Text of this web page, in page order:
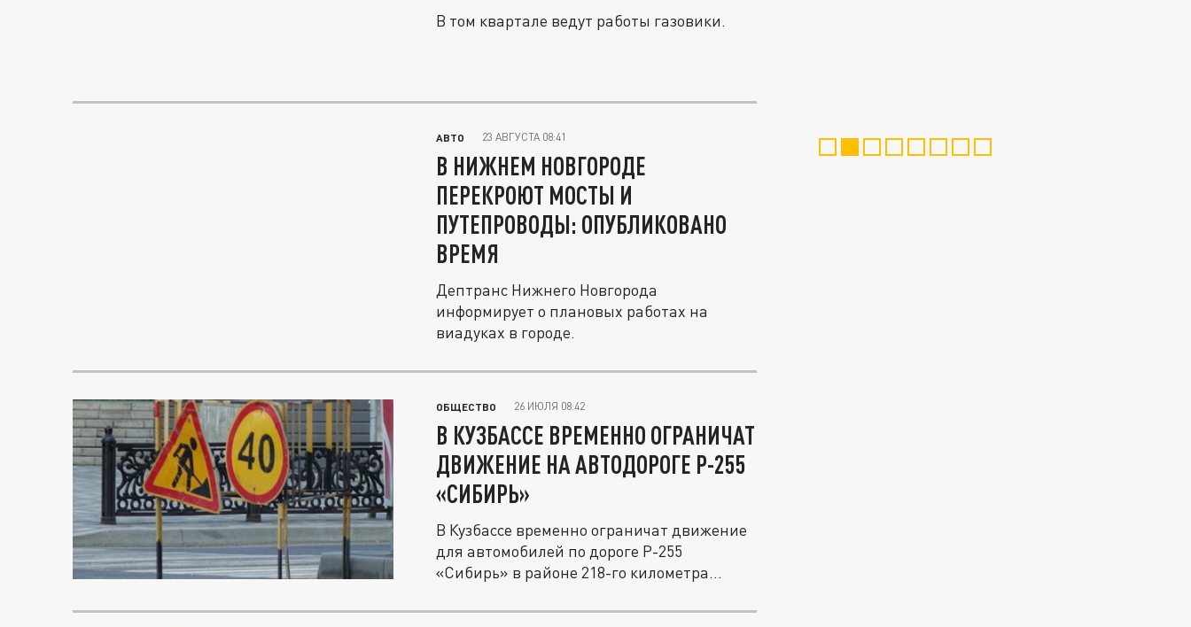
В том квартале ведут работы газовики.
АВТО 23 АВГУСТА 08:41
В НИЖНЕМ НОВГОРОДЕ
ПЕРЕКРОЮТ МОСТЫ И
ПУТЕПРОВОДЫ: ОПУБЛИКОВАНО
ВРЕМЯ
Дептранс Нижнего Новгорода
информирует о плановых работах на
виадуках в городе.
ОБЩЕСТВО 26 ИЮЛЯ 08:42
В КУЗБАССЕ ВРЕМЕННО ОГРАНИЧАТ
ДВИЖЕНИЕ НА АВТОДОРОГЕ Р-255
«СИБИРЬ»
В Кузбассе временно ограничат движение
для автомобилей по дороге Р-255
«Сибирь» в районе 218-го километра...